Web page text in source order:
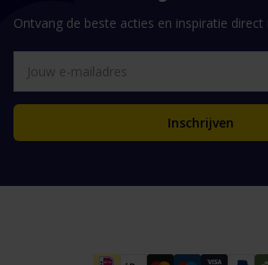
Ontvang de beste acties en inspiratie direct
Inschrijven